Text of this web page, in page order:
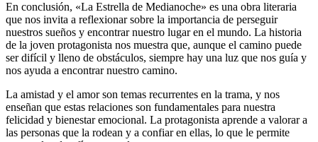
En conclusión, «La Estrella de Medianoche» es una obra literaria
que nos invita a reflexionar sobre la importancia de perseguir
nuestros sueños y encontrar nuestro lugar en el mundo. La historia
de la joven protagonista nos muestra que, aunque el camino puede
ser difícil y lleno de obstáculos, siempre hay una luz que nos guía y
nos ayuda a encontrar nuestro camino.
La amistad y el amor son temas recurrentes en la trama, y nos
enseñan que estas relaciones son fundamentales para nuestra
felicidad y bienestar emocional. La protagonista aprende a valorar a
las personas que la rodean y a confiar en ellas, lo que le permite